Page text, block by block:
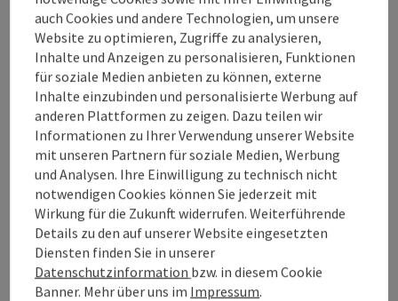
Tischreservierungen und Anmeldung der
Kinderbetreuung unter: 0660/61000 32
Kontakt
Veranstaltungstermin/e
Veranstaltungsort
Anreise/Lage
auch Cookies und andere Technologien, um unsere
Website zu optimieren, Zugriffe zu analysieren,
Inhalte und Anzeigen zu personalisieren, Funktionen
für soziale Medien anbieten zu können, externe
Inhalte einzubinden und personalisierte Werbung auf
anderen Plattformen zu zeigen. Dazu teilen wir
Informationen zu Ihrer Verwendung unserer Website
mit unseren Partnern für soziale Medien, Werbung
und Analysen. Ihre Einwilligung zu technisch nicht
notwendigen Cookies können Sie jederzeit mit
Wirkung für die Zukunft widerrufen. Weiterführende
Details zu den auf unserer Website eingesetzten
Diensten finden Sie in unserer
Datenschutzinformation bzw. in diesem Cookie
Banner. Mehr über uns im Impressum.